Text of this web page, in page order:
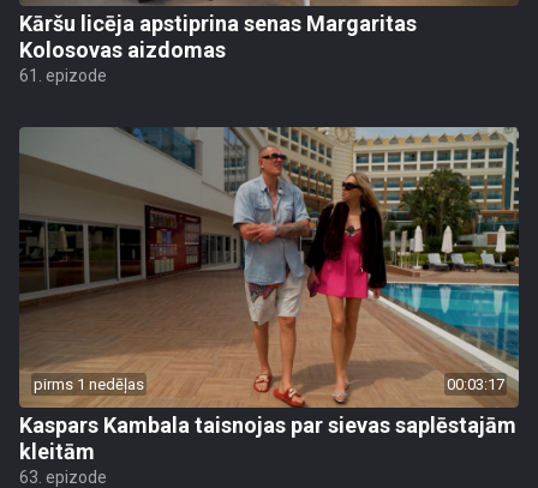
Kāršu licēja apstiprina senas Margaritas
Kolosovas aizdomas
61. epizode
pirms 1 nedēļas 00:03:17
Kaspars Kambala taisnojas par sievas saplēstajām
kleitām
63. epizode